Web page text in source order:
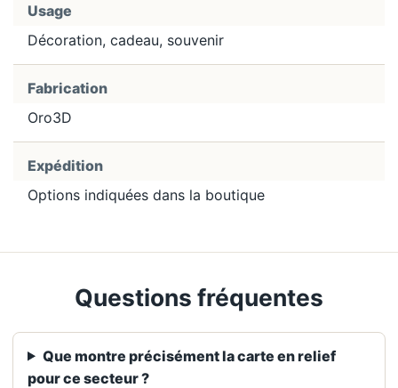
Usage
Décoration, cadeau, souvenir
Fabrication
Oro3D
Expédition
Options indiquées dans la boutique
Questions fréquentes
Que montre précisément la carte en relief
pour ce secteur ?